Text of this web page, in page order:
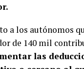
a los autónomos
de 140 mil
las